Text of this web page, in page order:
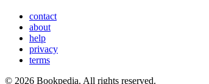
contact
about
help
privacy
terms
© 2026 Bookpedia. All rights reserved.